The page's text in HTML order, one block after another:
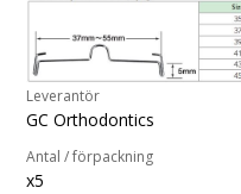
Leverantör
GC Orthodontics
Antal / förpackning
x5